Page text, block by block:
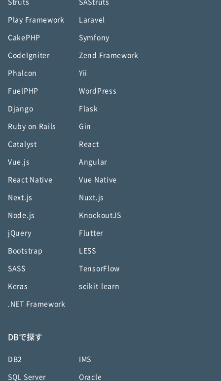
Struts SAStruts
Play Framework Laravel
CakePHP Symfony
CodeIgniter Zend Framework
Phalcon Yii
FuelPHP WordPress
Django Flask
Ruby on Rails Gin
Catalyst React
Vue.js Angular
React Native Vue Native
Next.js Nuxt.js
Node.js KnockoutJS
jQuery Flutter
Bootstrap LESS
SASS TensorFlow
Keras scikit-learn
.NET Framework
DBで探す
DB2 IMS
SQL Server Oracle